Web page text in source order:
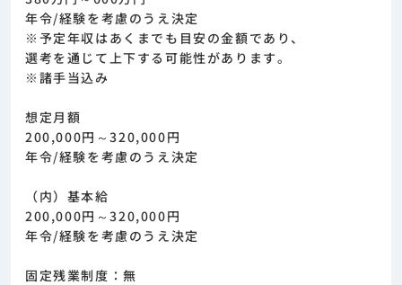
年令/経験を考慮のうえ決定
※予定年収はあくまでも目安の金額であり、
選考を通じて上下する可能性があります。
※諸手当込み
想定月額
200,000円～320,000円
年令/経験を考慮のうえ決定
（内）基本給
200,000円～320,000円
年令/経験を考慮のうえ決定
固定残業制度：無